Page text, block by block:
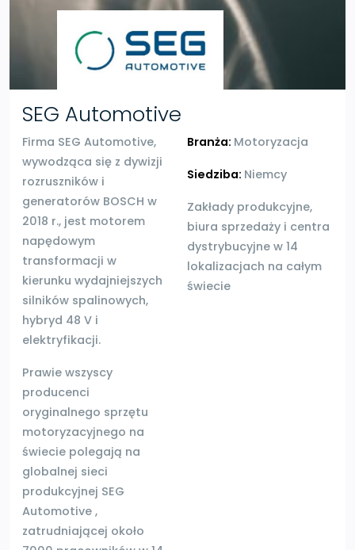
SEG Automotive
Firma SEG Automotive,
wywodząca się z dywizji
rozruszników i
generatorów BOSCH w
2018 r., jest motorem
napędowym
transformacji w
kierunku wydajniejszych
silników spalinowych,
hybryd 48 V i
elektryfikacji.
Prawie wszyscy
producenci
oryginalnego sprzętu
motoryzacyjnego na
świecie polegają na
globalnej sieci
produkcyjnej SEG
Automotive ,
zatrudniającej około
Branża: Motoryzacja
Siedziba: Niemcy
Zakłady produkcyjne,
biura sprzedaży i centra
dystrybucyjne w 14
lokalizacjach na całym
świecie